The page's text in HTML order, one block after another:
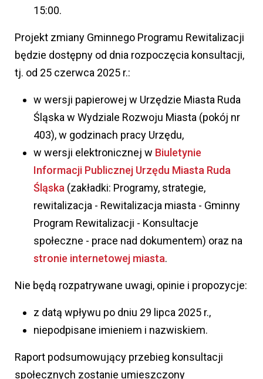
15:00.
Projekt zmiany Gminnego Programu Rewitalizacji
będzie dostępny od dnia rozpoczęcia konsultacji,
tj. od 25 czerwca 2025 r.:
w wersji papierowej w Urzędzie Miasta Ruda
Śląska w Wydziale Rozwoju Miasta (pokój nr
403), w godzinach pracy Urzędu,
w wersji elektronicznej w Biuletynie
Informacji Publicznej Urzędu Miasta Ruda
Śląska (zakładki: Programy, strategie,
rewitalizacja - Rewitalizacja miasta - Gminny
Program Rewitalizacji - Konsultacje
społeczne - prace nad dokumentem) oraz na
stronie internetowej miasta.
Nie będą rozpatrywane uwagi, opinie i propozycje:
z datą wpływu po dniu 29 lipca 2025 r.,
niepodpisane imieniem i nazwiskiem.
Raport podsumowujący przebieg konsultacji
społecznych zostanie umieszczony